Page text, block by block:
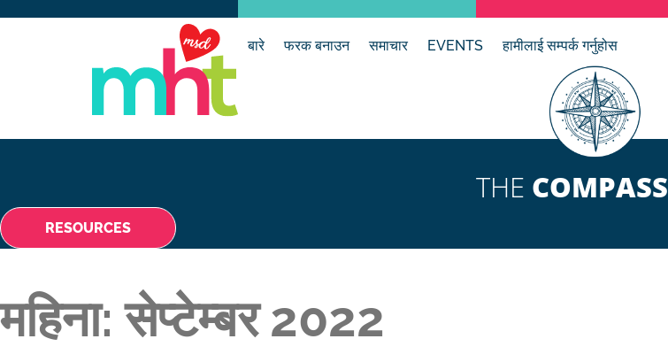
बारे फरक बनाउन समाचार EVENTS हामीलाई सम्पर्क गर्नुहोस
RESOURCES
THE COMPASS
महिना:सेप्टेम्बर 2022